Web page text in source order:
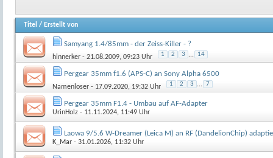
Titel / Erstellt von
Samyang 1.4/85mm - der Zeiss-Killer - ?
hinnerker - 21.08.2009, 09:23 Uhr 1 2 3 ... 14
Pergear 35mm f1.6 (APS-C) an Sony Alpha 6500
Namenloser - 17.09.2020, 19:32 Uhr 1 2 3 ... 7
Pergear 35mm F1.4 - Umbau auf AF-Adapter
UrinHolz - 11.11.2024, 11:49 Uhr
Laowa 9/5.6 W-Dreamer (Leica M) an RF (DandelionChip)
K_Mar - 31.01.2026, 11:32 Uhr